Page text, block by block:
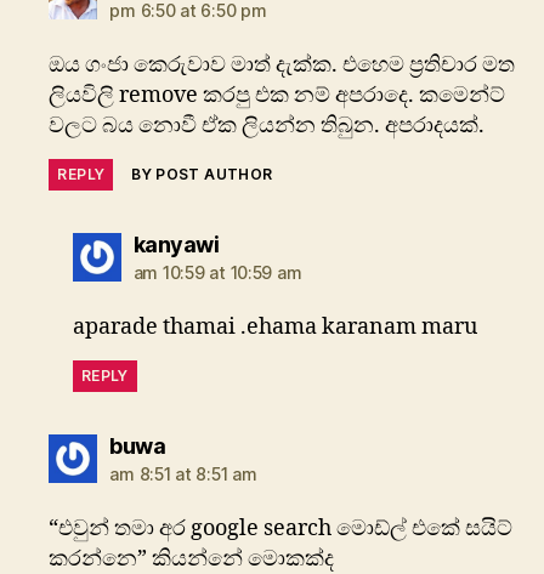
pm 6:50 at 6:50 pm
ඔය ගංජා කෙරුවාව මාත් දැක්ක. එහෙම ප්‍රතිචාර මත
ලියවිලි remove කරපු එක නම් අපරාදෙ. කමෙන්ට්
වලට බය නොවී ඒක ලියන්න තිබුන. අපරාදයක්.
REPLY BY POST AUTHOR
kanyawisays:
am 10:59 at 10:59 am
aparade thamai .ehama karanam maru
REPLY
buwasays:
am 8:51 at 8:51 am
“එවුන් තමා අර google search මොඩ්ල් එකේ සයිට්
කරන්නෙ” කියන්නේ මොකක්ද